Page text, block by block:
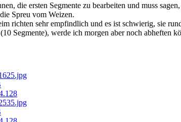
die ersten Segmente zu bearbeiten und muss
Spreu vom Weizen.
richten sehr empfindlich und es ist schwierig, sie
Segmente), werde ich morgen aber noch abheften